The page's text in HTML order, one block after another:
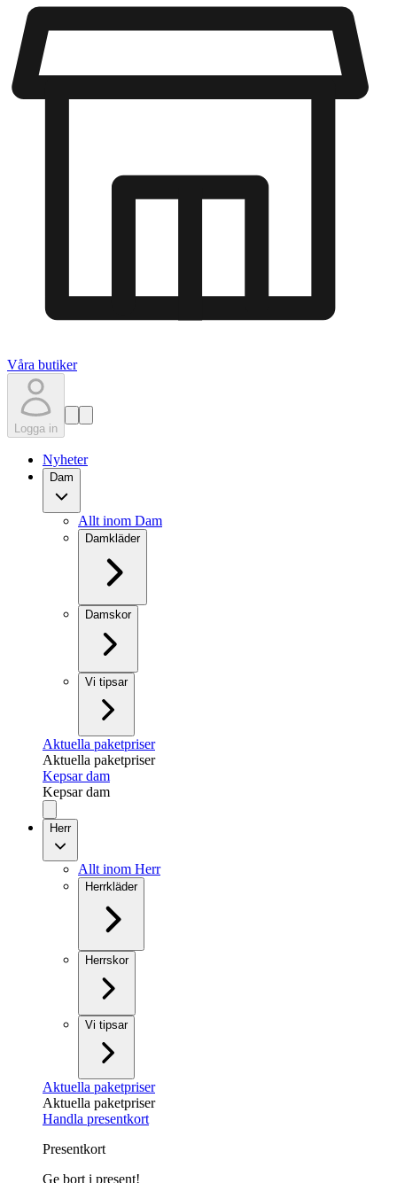
Våra butiker
Logga in
Nyheter
Dam
Allt inom Dam
Damkläder
Damskor
Vi tipsar
Aktuella paketpriser
Aktuella paketpriser
Kepsar dam
Kepsar dam
Herr
Allt inom Herr
Herrkläder
Herrskor
Vi tipsar
Aktuella paketpriser
Aktuella paketpriser
Handla presentkort
Presentkort
Ge bort i present!